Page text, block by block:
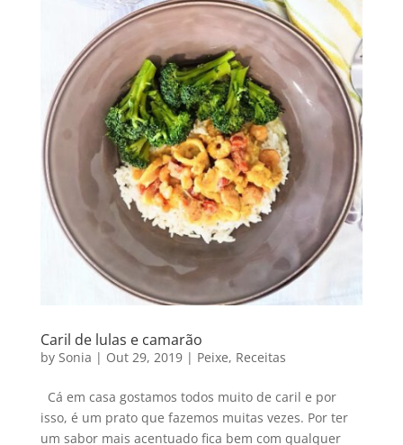
Caril de lulas e camarão
by Sonia | Out 29, 2019| Peixe, Receitas
Cá em casa gostamos todos muito de caril e por
isso, é um prato que fazemos muitas vezes. Por ter
um sabor mais acentuado fica bem com qualquer